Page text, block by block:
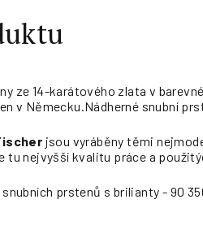
ze 14-karátového zlata v
v Německu.Nádherné snubní
jsou vyráběny těmi
tu nejvyšší kvalitu práce a
prstenů s brilianty - 90